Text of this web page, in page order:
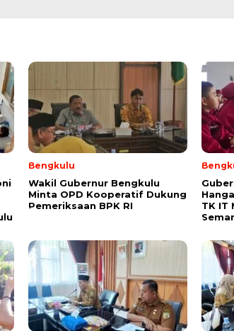
Bengkulu
Wakil Gubernur Bengkulu
Minta OPD Kooperatif Dukung
Pemeriksaan BPK RI
TK IT